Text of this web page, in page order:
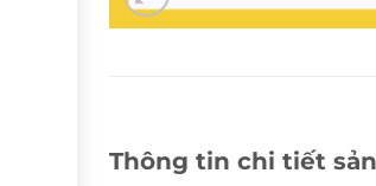
Thông tin chi tiết